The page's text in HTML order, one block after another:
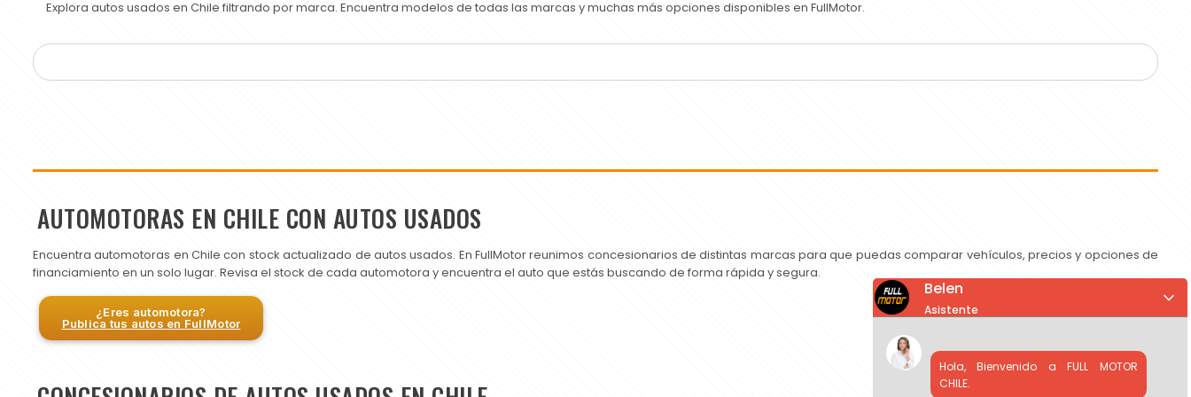
Explora autos usados en Chile filtrando por marca. Encuentra modelos de todas las marcas y muchas más opciones disponibles en FullMotor.
AUTOMOTORAS EN CHILE CON AUTOS USADOS
Encuentra automotoras en Chile con stock actualizado de autos usados. En FullMotor reunimos concesionarios de distintas marcas para que puedas comparar vehículos, precios y opciones de
financiamiento en un solo lugar. Revisa el stock de cada automotora y encuentra el auto que estás buscando de forma rápida y segura.
¿Eres automotora?
Publica tus autos en FullMotor
Belen
Asistente
Hola, Bienvenido a FULL MOTOR
CHILE.